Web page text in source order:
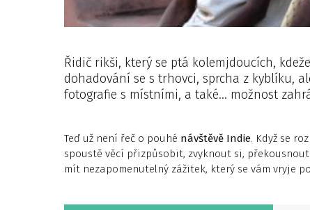
Řidič rikši, který se ptá kolemjdoucích,
dohadování se s trhovci, sprcha z kyblíku,
fotografie s místními, a také… možnost
Teď už není řeč o pouhé návštěvě Indie. Když se
spoustě věcí přizpůsobit, zvyknout si,
mít nezapomenutelný zážitek, který se vám vryje